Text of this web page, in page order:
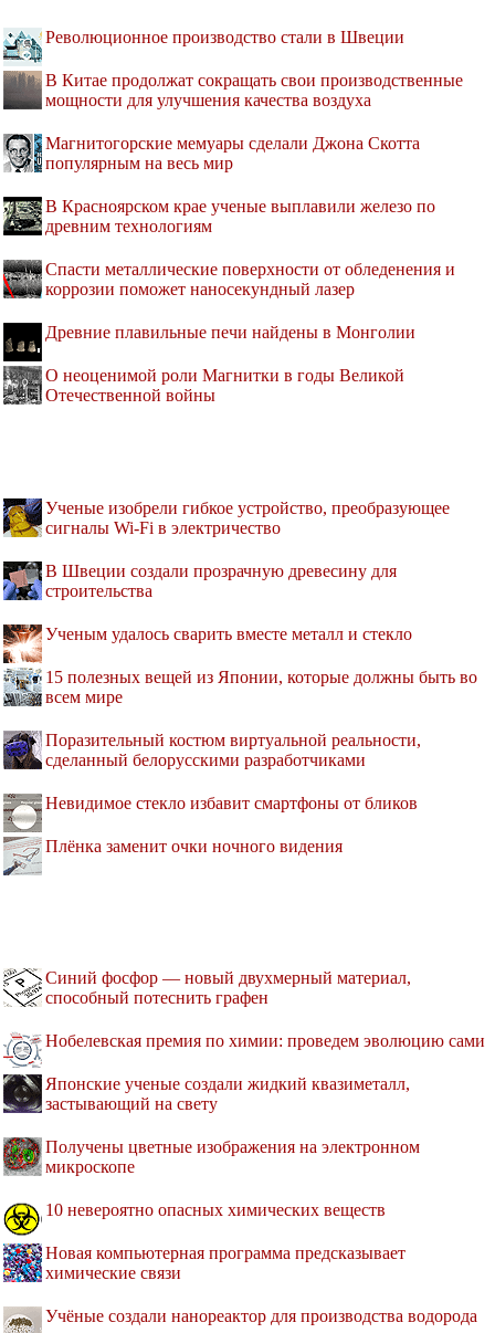
Революционное производство стали в Швеции
В Китае продолжат сокращать свои производственные
мощности для улучшения качества воздуха
Магнитогорские мемуары сделали Джона Скотта
популярным на весь мир
В Красноярском крае ученые выплавили железо по
древним технологиям
Спасти металлические поверхности от обледенения и
коррозии поможет наносекундный лазер
Древние плавильные печи найдены в Монголии
О неоценимой роли Магнитки в годы Великой
Отечественной войны
Ученые изобрели гибкое устройство, преобразующее
сигналы Wi-Fi в электричество
В Швеции создали прозрачную древесину для
строительства
Ученым удалось сварить вместе металл и стекло
15 полезных вещей из Японии, которые должны быть во
всем мире
Поразительный костюм виртуальной реальности,
сделанный белорусскими разработчиками
Невидимое стекло избавит смартфоны от бликов
Плёнка заменит очки ночного видения
Синий фосфор — новый двухмерный материал,
способный потеснить графен
Нобелевская премия по химии: проведем эволюцию сами
Японские ученые создали жидкий квазиметалл,
застывающий на свету
Получены цветные изображения на электронном
микроскопе
10 невероятно опасных химических веществ
Новая компьютерная программа предсказывает
химические связи
Учёные создали нанореактор для производства водорода